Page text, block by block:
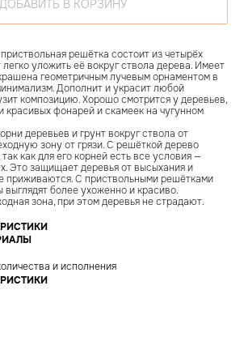
ДОБАВИТЬ В КОРЗИНУ
решётка состоит из четырёх
легко уложить её вокруг ствола дерева. Имеет
геометричным лучевым орнаментом в
Дополнит и украсит любой
композицию. Хорошо смотрится у деревьев,
красивых фонарей и скамеек на чугунном
деревьев и грунт вокруг ствола от
зону от грязи. С решёткой дерево
как для его корней есть все условия —
Это защищает деревья от высыхания и
приживаются. С приствольными решётками
выглядят более ухоженно и красиво.
зона, при этом деревья не страдают.
и исполнения